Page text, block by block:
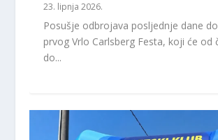
23. lipnja 2026.
Posušje odbrojava posljednje dane
prvog Vrlo Carlsberg Festa, koji će od
do...